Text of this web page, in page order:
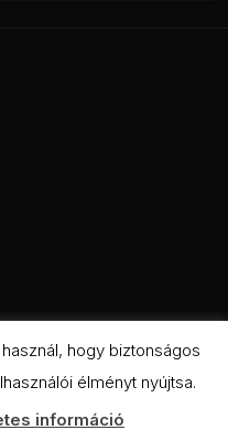
hogy biztonságos
élményt nyújtsa.
információ